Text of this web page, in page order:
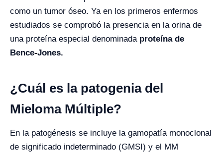
como un tumor óseo. Ya en los primeros enfermos
estudiados se comprobó la presencia en la orina de
una proteína especial denominada proteína de
Bence-Jones.
¿Cuál es la patogenia del
Mieloma Múltiple?
En la patogénesis se incluye la gamopatía monoclonal
de significado indeterminado (GMSI) y el MM